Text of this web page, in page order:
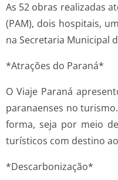
As 52 obras realizadas
(PAM), dois hospitais,
na Secretaria Municipal
*Atrações do Paraná*
O Viaje Paraná
paranaenses no
forma, seja por meio
turísticos com destino
*Descarbonização*